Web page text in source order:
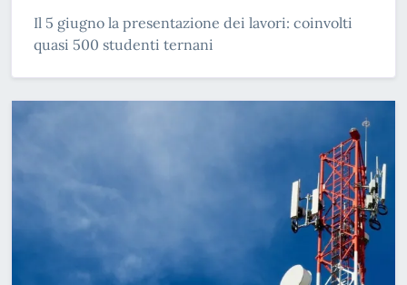
Il 5 giugno la presentazione dei lavori: coinvolti
quasi 500 studenti ternani